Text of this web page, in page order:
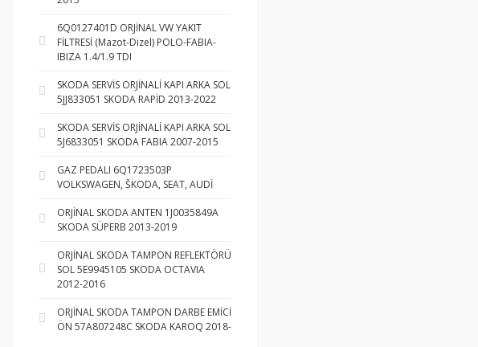
6Q0127401D ORJİNAL VW YAKIT
FİLTRESİ (Mazot-Dizel) POLO-FABIA-
IBIZA 1.4/1.9 TDI
SKODA SERVİS ORJİNALİ KAPI ARKA SOL
5JJ833051 SKODA RAPİD 2013-2022
SKODA SERVİS ORJİNALİ KAPI ARKA SOL
5J6833051 SKODA FABIA 2007-2015
GAZ PEDALI 6Q1723503P
VOLKSWAGEN, ŠKODA, SEAT, AUDİ
ORJİNAL SKODA ANTEN 1J0035849A
SKODA SÜPERB 2013-2019
ORJİNAL SKODA TAMPON REFLEKTÖRÜ
SOL 5E9945105 SKODA OCTAVIA
2012-2016
ORJİNAL SKODA TAMPON DARBE EMİCİ
ÖN 57A807248C SKODA KAROQ 2018-